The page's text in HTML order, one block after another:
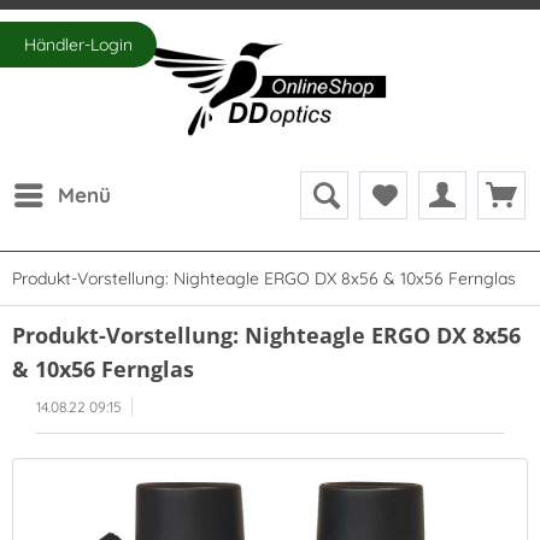
Händler-Login
Menü
Produkt-Vorstellung: Nighteagle ERGO DX 8x56 & 10x56 Fernglas
Produkt-Vorstellung: Nighteagle ERGO DX 8x56
& 10x56 Fernglas
14.08.22 09:15